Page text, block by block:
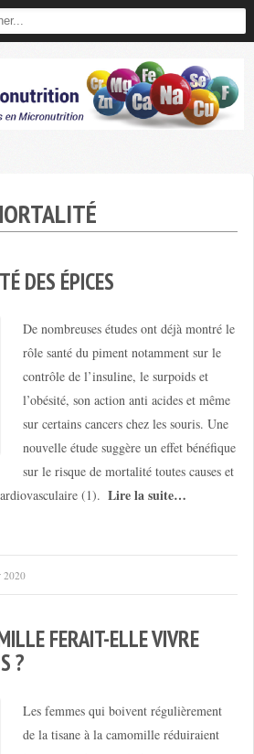
DES ÉPICES
De nombreuses études ont déjà montré le
rôle santé du piment notamment sur le
contrôle de l’insuline, le surpoids et
l’obésité, son action anti acides et même
sur certains cancers chez les souris. Une
nouvelle étude suggère un effet bénéfique
sur le risque de mortalité toutes causes et
(1). Lire la suite…
2020
FERAIT-ELLE VIVRE
?
Les femmes qui boivent régulièrement
de la tisane à la camomille réduiraient